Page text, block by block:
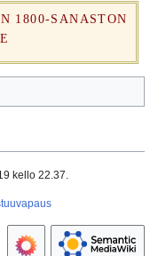
1800-SANASTON
kello 22.37.